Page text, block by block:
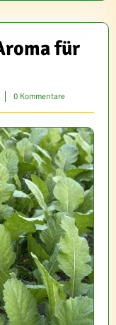
für
0 Kommentare